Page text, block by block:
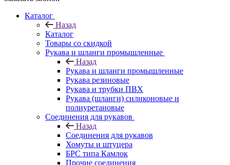
Каталог
Назад
Каталог
Товары со скидкой
Рукава и шланги промышленные
Назад
Рукава и шланги промышленные
Рукава резиновые
Рукава и трубки ПВХ
Рукава (шланги) силиконовые и
полиуретановые
Соединения для рукавов
Назад
Соединения для рукавов
Хомуты и штуцера
БРС типа Камлок
Прочие соединения